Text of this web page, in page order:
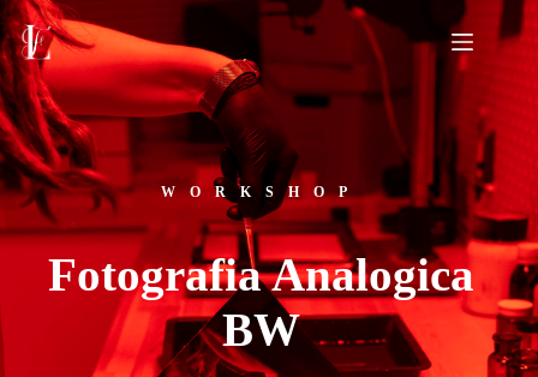
WORKSHOP
Fotografia Analogica
BW